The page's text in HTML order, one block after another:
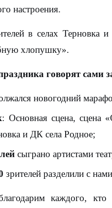
настроения.
в селах Терновка
хлопушку».
говорят сами
новогодний
: Основная сцена, сцена
и ДК села Родное;
сыграно артистами
зрителей разделили с
каждого,